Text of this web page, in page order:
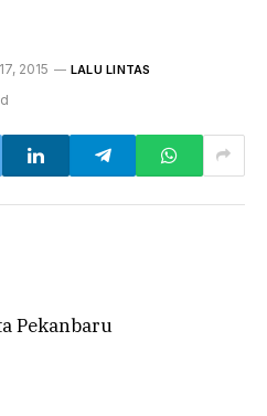
2015 LALU LINTAS